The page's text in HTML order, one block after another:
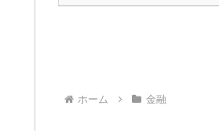
ホーム 金融